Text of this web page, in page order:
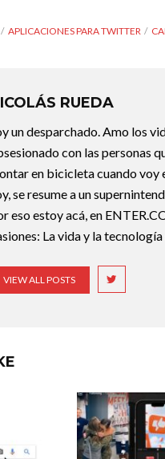
APLICACIONES PARA TWITTER
RUEDA
un desparchado. Amo los
con las personas
en bicicleta cuando voy
se resume a un
eso estoy acá, en
La vida y la
VIEW ALL POSTS